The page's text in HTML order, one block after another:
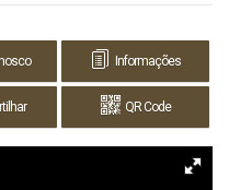
Informações
QR Code